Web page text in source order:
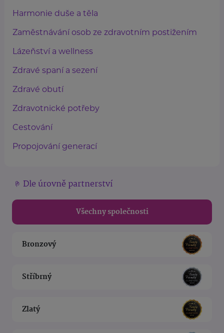
Harmonie duše a těla
Zaměstnávání osob ze zdravotním postižením
Lázeňství a wellness
Zdravé spaní a sezení
Zdravé obutí
Zdravotnické potřeby
Cestování
Propojování generací
Dle úrovně partnerství
Všechny společnosti
Bronzový
Stříbrný
Zlatý